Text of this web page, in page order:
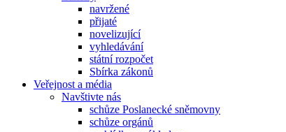
navržené
přijaté
novelizující
vyhledávání
státní rozpočet
Sbírka zákonů
Veřejnost a média
Navštivte nás
schůze Poslanecké sněmovny
schůze orgánů